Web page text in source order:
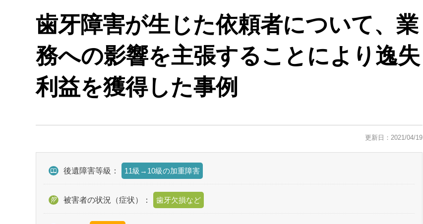
歯牙障害が生じた依頼者について、業
務への影響を主張することにより逸失
利益を獲得した事例
更新日：2021/04/19
後遺障害等級： 11級→10級の加重障害
被害者の状況（症状）： 歯牙欠損など